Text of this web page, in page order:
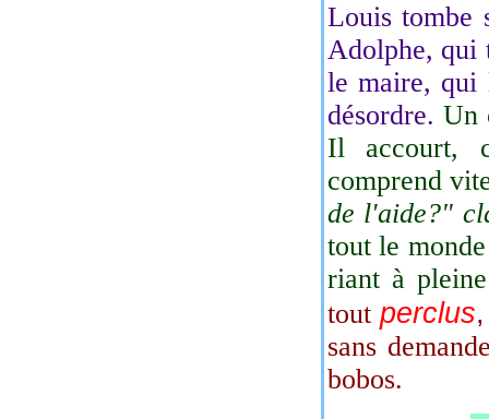
Louis tombe
Adolphe, qui
le maire, qui
désordre. Un
Il accourt,
comprend
de l'aide?"
tout le
riant à
toutperclus
sans
bobos.